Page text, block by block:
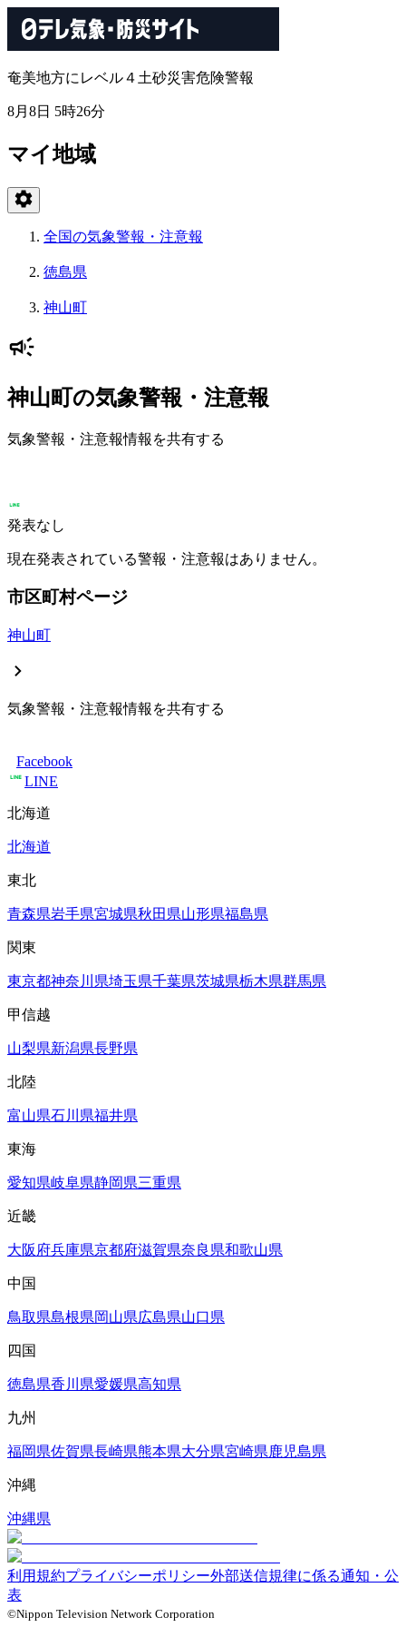
奄美地方にレベル４土砂災害危険警報
8月8日 5時26分
マイ地域
全国の気象警報・注意報
徳島県
神山町
神山町の気象警報・注意報
気象警報・注意報情報を共有する
発表なし
現在発表されている警報・注意報はありません。
市区町村ページ
神山町
気象警報・注意報情報を共有する
Facebook
LINE
北海道
北海道
東北
青森県岩手県宮城県秋田県山形県福島県
関東
東京都神奈川県埼玉県千葉県茨城県栃木県群馬県
甲信越
山梨県新潟県長野県
北陸
富山県石川県福井県
東海
愛知県岐阜県静岡県三重県
近畿
大阪府兵庫県京都府滋賀県奈良県和歌山県
中国
鳥取県島根県岡山県広島県山口県
四国
徳島県香川県愛媛県高知県
九州
福岡県佐賀県長崎県熊本県大分県宮崎県鹿児島県
沖縄
沖縄県
利用規約プライバシーポリシー外部送信規律に係る通知・公
表
©Nippon Television Network Corporation